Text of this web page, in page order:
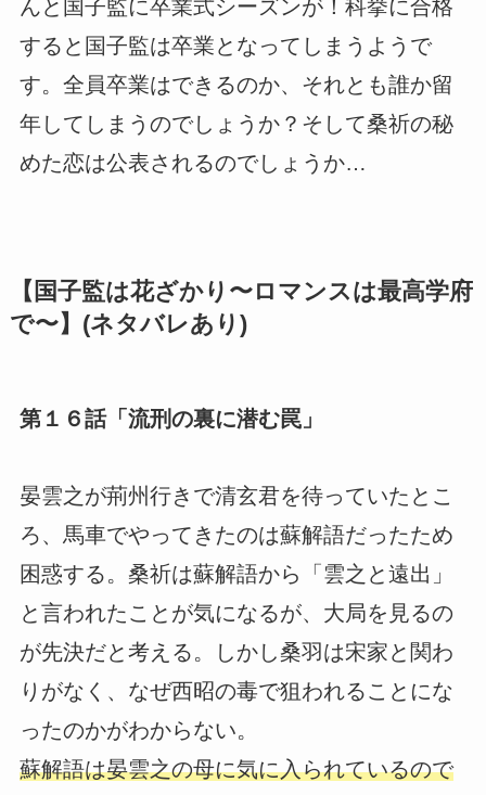
んと国子監に卒業式シーズンが！科挙に合格
すると国子監は卒業となってしまうようで
す。全員卒業はできるのか、それとも誰か留
年してしまうのでしょうか？そして桑祈の秘
めた恋は公表されるのでしょうか…
【国子監は花ざかり〜ロマンスは最高学府
で〜】(ネタバレあり)
第１６話「流刑の裏に潜む罠」
晏雲之が荊州行きで清玄君を待っていたとこ
ろ、馬車でやってきたのは蘇解語だったため
困惑する。桑祈は蘇解語から「雲之と遠出」
と言われたことが気になるが、大局を見るの
が先決だと考える。しかし桑羽は宋家と関わ
りがなく、なぜ西昭の毒で狙われることにな
ったのかがわからない。
蘇解語は晏雲之の母に気に入られているので